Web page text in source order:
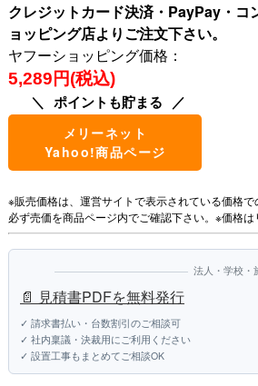
クレジットカード決済・PayPay・
ョッピング店よりご注文下さい。
ヤフーショッピング価格：
5,289円(税込)
ポイントも貯まる
メリーネット
Yahoo!商品ページ
※販売価格は、運営サイトで表示されている価格で
必ず売価を商品ページ内でご確認下さい。※価格は
法人・学校・
📄 見積書PDFを無料発行
✓ 請求書払い・台数割引のご相談可
✓ 社内稟議・決裁用にご利用ください
✓ 設置工事もまとめてご相談OK